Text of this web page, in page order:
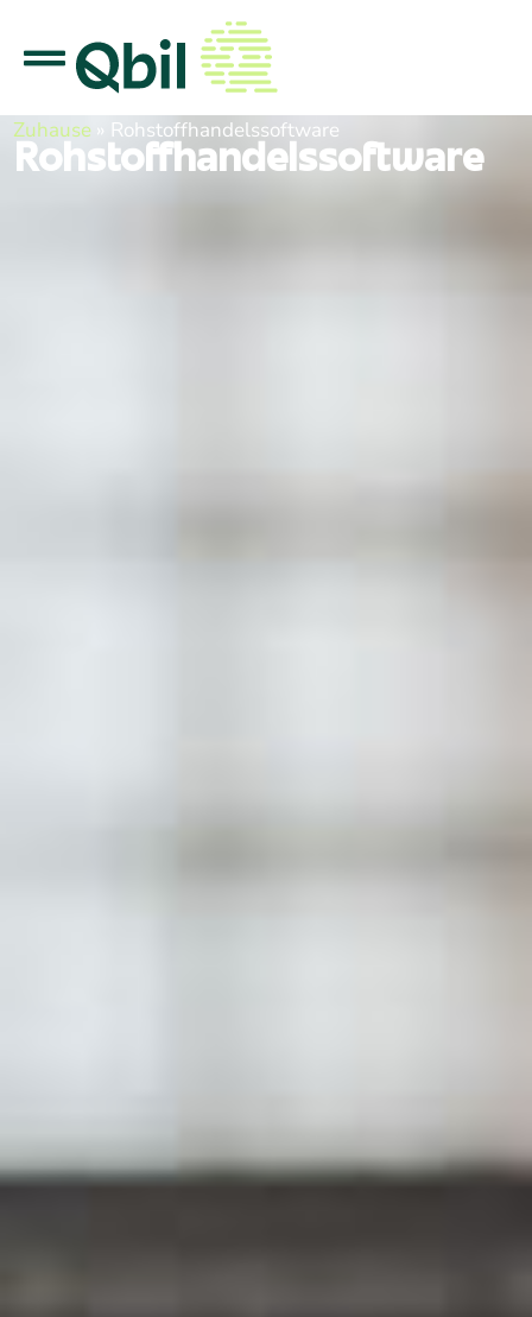
Zuhause » Rohstoffhandelssoftware
Rohstoffhandelssoftware